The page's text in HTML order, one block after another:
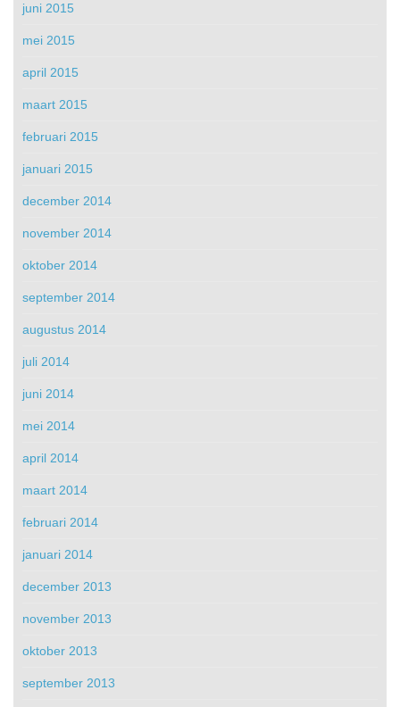
juni 2015
mei 2015
april 2015
maart 2015
februari 2015
januari 2015
december 2014
november 2014
oktober 2014
september 2014
augustus 2014
juli 2014
juni 2014
mei 2014
april 2014
maart 2014
februari 2014
januari 2014
december 2013
november 2013
oktober 2013
september 2013